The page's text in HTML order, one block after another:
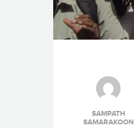
SAMPATH
SAMARAKOON